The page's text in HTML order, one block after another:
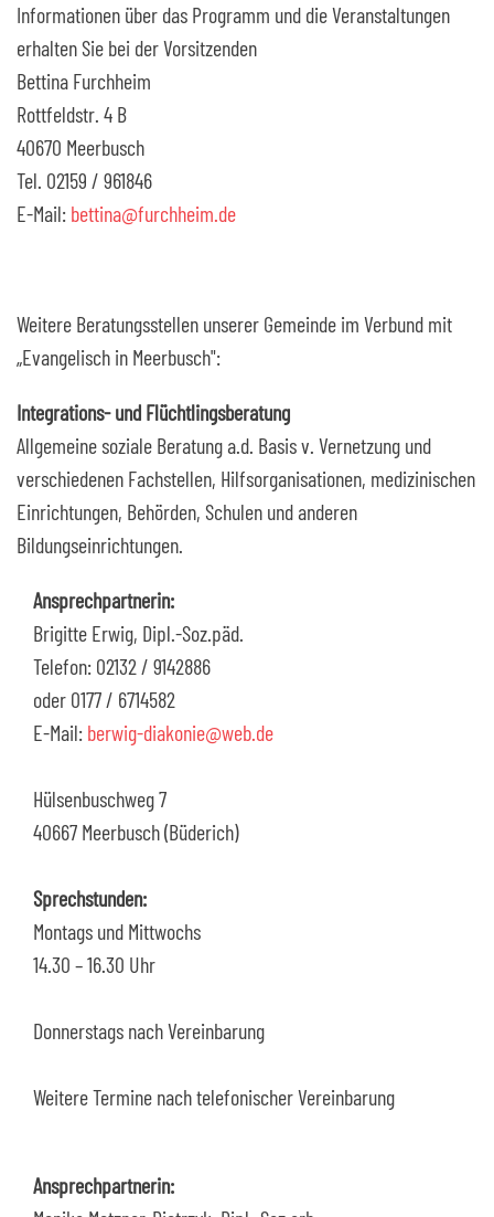
Informationen über das Programm und die Veranstaltungen
erhalten Sie bei der Vorsitzenden
Bettina Furchheim
Rottfeldstr. 4 B
40670 Meerbusch
Tel. 02159 / 961846
E-Mail: bettina@furchheim.de
Weitere Beratungsstellen unserer Gemeinde im Verbund mit
„Evangelisch in Meerbusch":
Integrations- und Flüchtlingsberatung
Allgemeine soziale Beratung a.d. Basis v. Vernetzung und
verschiedenen Fachstellen, Hilfsorganisationen, medizinischen
Einrichtungen, Behörden, Schulen und anderen
Bildungseinrichtungen.
Ansprechpartnerin:
Brigitte Erwig, Dipl.-Soz.päd.
Telefon: 02132 / 9142886
oder 0177 / 6714582
E-Mail: berwig-diakonie@web.de
Hülsenbuschweg 7
40667 Meerbusch (Büderich)
Sprechstunden:
Montags und Mittwochs
14.30 – 16.30 Uhr
Donnerstags nach Vereinbarung
Weitere Termine nach telefonischer Vereinbarung
Ansprechpartnerin: